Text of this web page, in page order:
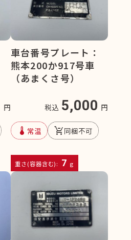
円
車台番号プレート：
熊本200か917号車
（あまくさ号）
税込 5,000 円
device_thermostat 常温 remove_shopping_cart同梱不可
重さ(容器含む): 7 g